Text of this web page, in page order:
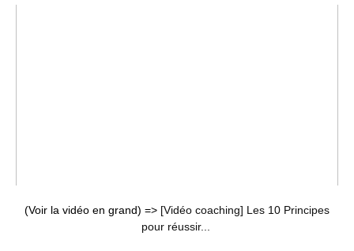
(Voir la vidéo en grand) => [Vidéo coaching] Les 10 Principes
pour réussir...